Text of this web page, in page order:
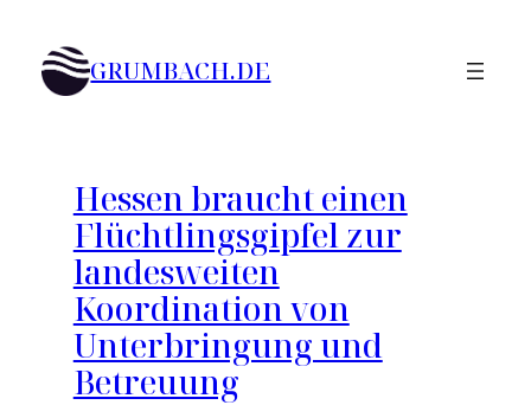
Inhalt
springen GRUMBACH.DE
Hessen braucht einen
Flüchtlingsgipfel zur
landesweiten
Koordination von
Unterbringung und
Betreuung